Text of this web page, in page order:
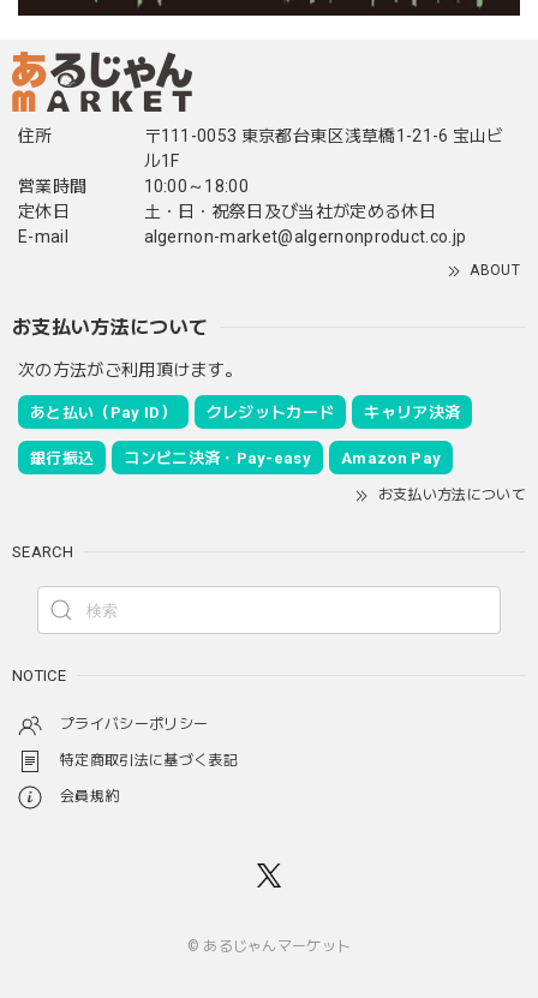
住所
〒111-0053 東京都台東区浅草橋1-21-6 宝山ビ
ル1F
営業時間
10:00～18:00
定休日
土・日・祝祭日及び当社が定める休日
E-mail
algernon-market@algernonproduct.co.jp
ABOUT
お支払い方法について
次の方法がご利用頂けます。
あと払い（Pay ID） クレジットカード キャリア決済
銀行振込 コンビニ決済・Pay-easy Amazon Pay
お支払い方法について
SEARCH
NOTICE
プライバシーポリシー
特定商取引法に基づく表記
会員規約
© あるじゃんマーケット